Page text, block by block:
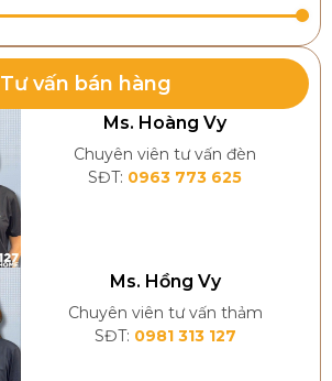
Tư vấn bán hàng
Ms. Hoàng Vy
Chuyên viên tư vấn đèn
SĐT: 0963 773 625
Ms. Hồng Vy
Chuyên viên tư vấn thảm
SĐT: 0981 313 127